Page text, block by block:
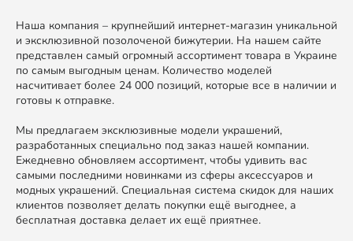
Наша компания – крупнейший интернет-магазин уникальной
и эксклюзивной позолоченой бижутерии. На нашем сайте
представлен самый огромный ассортимент товара в Украине
по самым выгодным ценам. Количество моделей
насчитивает более 24 000 позиций, которые все в наличии и
готовы к отправке.
Мы предлагаем эксклюзивные модели украшений,
разработанных специально под заказ нашей компании.
Ежедневно обновляем ассортимент, чтобы удивить вас
самыми последними новинками из сферы аксессуаров и
модных украшений. Специальная система скидок для наших
клиентов позволяет делать покупки ещё выгоднее, а
бесплатная доставка делает их ещё приятнее.